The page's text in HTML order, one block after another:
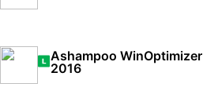
Ashampoo WinOptimizer
2016